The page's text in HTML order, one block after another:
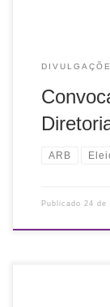
ARB
Publicado 24 de